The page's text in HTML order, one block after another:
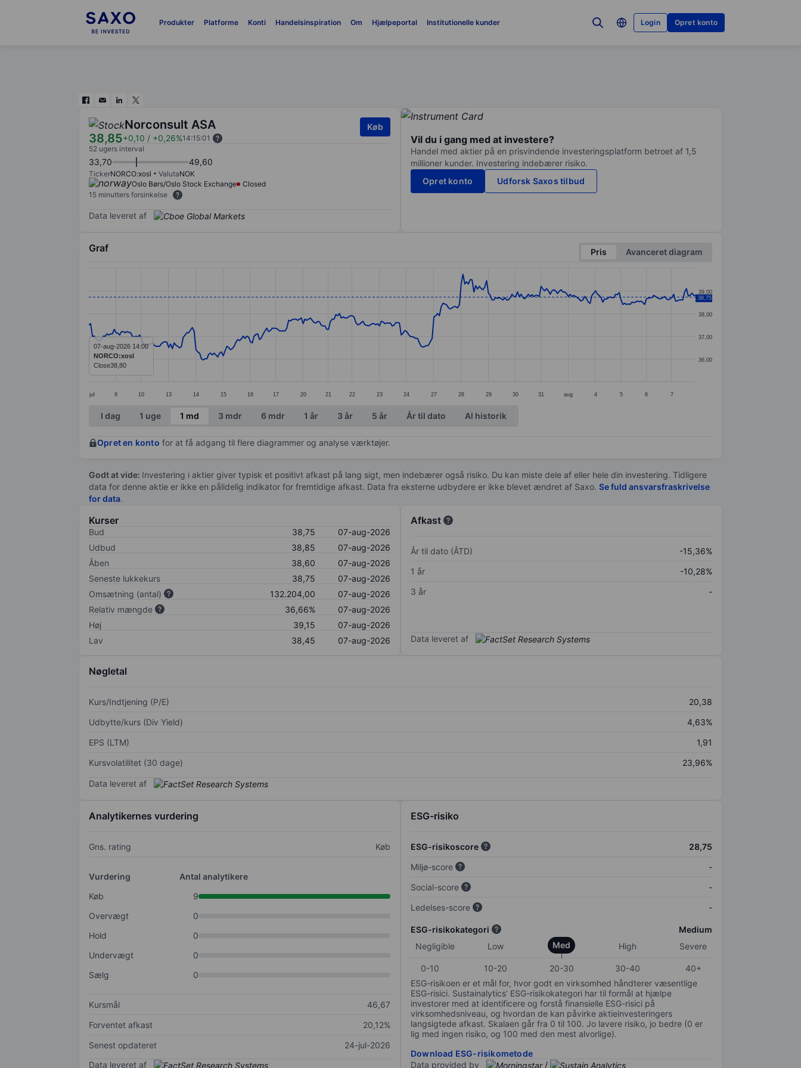
Produkter Platforme Konti Handelsinspiration Om Hjælpeportal Institutionelle kunder Login Opret konto
Norconsult ASA
38,85+0,10 / +0,26%14:15:01
Køb
52 ugers interval
33,70 49,60
TickerNORCO:xosl ValutaNOK
Oslo Børs/Oslo Stock Exchange
Closed
15 minutters forsinkelse
Data leveret af
Vil du i gang med at investere?
Handel med aktier på en prisvindende investeringsplatform betroet af 1,5
millioner kunder. Investering indebærer risiko.
Opret konto
Udforsk Saxos tilbud
Graf Pris
Avanceret diagram
Line chart with 335 data points.
The chart has 1 Y axis displaying values. Data ranges from 35.95 to 39.73.
jul 9 10 13 14 15 16 17 20 21 22 23 24 27 28 29 30 31 aug 4 5 6 7
36,00
37,00
38,00
39,00
38,75
07-aug-2026 14:00
NORCO:xosl
Close38,80
End of interactive chart.
I dag 1 uge 1 md 3 mdr 6 mdr 1 år 3 år 5 år År til dato Al historik
Opret en konto for at få adgang til flere diagrammer og analyse værktøjer.
Godt at vide: Investering i aktier giver typisk et positivt afkast på lang sigt, men indebærer også risiko. Du kan miste dele af eller hele din investering. Tidligere
data for denne aktie er ikke en pålidelig indikator for fremtidige afkast. Data fra eksterne udbydere er ikke blevet ændret af Saxo. Se fuld ansvarsfraskrivelse
for data.
Kurser
Bud 38,75
07-aug-2026
Udbud
38,85
07-aug-2026
Åben
38,60
07-aug-2026
Seneste lukkekurs
38,75
07-aug-2026
Omsætning (antal)
132.204,00
07-aug-2026
Relativ mængde
36,66%
07-aug-2026
Høj
39,15
07-aug-2026
Lav
38,45 07-aug-2026
Afkast
År til dato (ÅTD)
-15,36%
1 år
-10,28%
3 år
-
Data leveret af
Nøgletal
Kurs/Indtjening (P/E)
20,38
Udbytte/kurs (Div Yield)
4,63%
EPS (LTM)
1,91
Kursvolatilitet (30 dage)
23,96%
Data leveret af
Analytikernes vurdering
Gns. rating Køb
Vurdering
Antal analytikere
Køb
9
Overvægt
0
Hold
0
Undervægt
0
Sælg
0
Kursmål
46,67
Forventet afkast
20,12%
Senest opdateret
24-jul-2026
Data leveret af
ESG-risiko
ESG-risikoscore
28,75
Miljø-score
-
Social-score
-
Ledelses-score
-
ESG-risikokategori
Medium
Negligible
Low Med High Severe
0-10 10-20 20-30 30-40
40+
ESG-risikoen er et mål for, hvor godt en virksomhed håndterer væsentlige
ESG-risici. Sustainalytics’ ESG-risikokategori har til formål at hjælpe
investorer med at identificere og forstå finansielle ESG-risici på
virksomhedsniveau, og hvordan de kan påvirke aktieinvesteringers
langsigtede afkast. Skalaen går fra 0 til 100. Jo lavere risiko, jo bedre (0 er
lig med ingen risiko, og 100 med den mest alvorlige).
Download ESG-risikometode
Data provided by
/